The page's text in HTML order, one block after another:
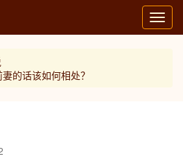
的话该如何相处？